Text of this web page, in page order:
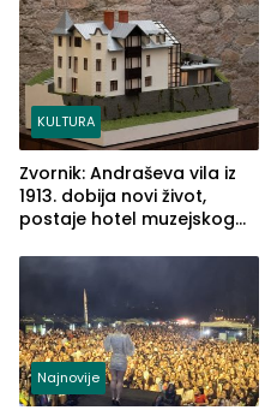
KULTURA
Zvornik: Andraševa vila iz
1913. dobija novi život,
postaje hotel muzejskog
Najnovije